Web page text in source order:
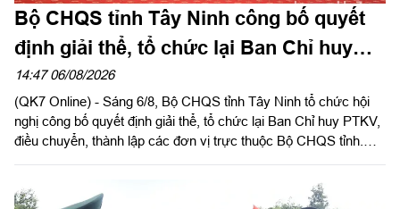
Bộ CHQS tỉnh Tây Ninh công bố quyết
định giải thể, tổ chức lại Ban Chỉ huy
phòng thủ khu vực
14:47 06/08/2026
(QK7 Online) - Sáng 6/8, Bộ CHQS tỉnh Tây Ninh tổ chức hội
nghị công bố quyết định giải thể, tổ chức lại Ban Chỉ huy PTKV,
điều chuyển, thành lập các đơn vị trực thuộc Bộ CHQS tỉnh.
Ngọc Hải, Phó Tham mưu trưởng Quân khu dự và phát biểu
chỉ đạo.